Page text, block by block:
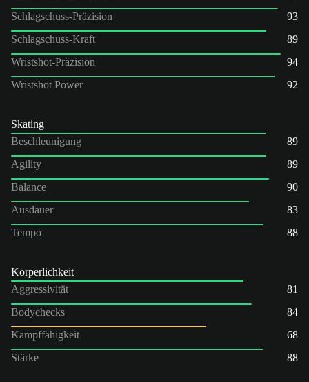
Schlagschuss-Präzision
93
Schlagschuss-Kraft
89
Wristshot-Präzision
94
Wristshot Power
92
Skating
Beschleunigung
89
Agility
89
Balance
90
Ausdauer
83
Tempo
88
Körperlichkeit
Aggressivität
81
Bodychecks
84
Kampffähigkeit
68
Stärke
88